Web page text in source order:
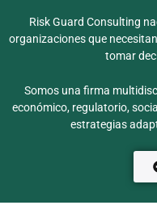
Risk Guard Consulting
organizaciones que
tomar
Somos una firma
económico, regulatorio,
estrategias